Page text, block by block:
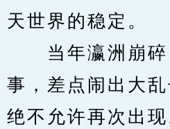
天世界的稳定。
当年瀛洲崩碎
事，差点闹出大
绝不允许再次出现